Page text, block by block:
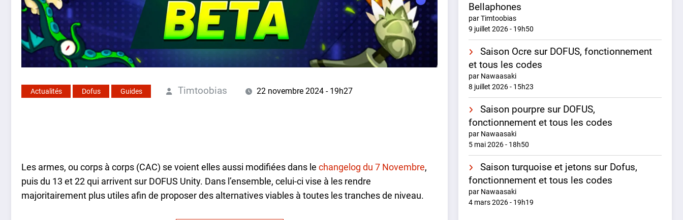
Actualités Dofus Guides Timtoobias 22 novembre 2024 - 19h27
Les armes, ou corps à corps (CAC) se voient elles aussi modifiées dans le changelog du 7 Novembre,
puis du 13 et 22 qui arrivent sur DOFUS Unity. Dans l’ensemble, celui-ci vise à les rendre
majoritairement plus utiles afin de proposer des alternatives viables à toutes les tranches de niveau.
Bellaphones
par Timtoobias
9 juillet 2026 - 19h50
Saison Ocre sur DOFUS, fonctionnement
et tous les codes
par Nawaasaki
8 juillet 2026 - 15h23
Saison pourpre sur DOFUS,
fonctionnement et tous les codes
par Nawaasaki
5 mai 2026 - 18h50
Saison turquoise et jetons sur Dofus,
fonctionnement et tous les codes
par Nawaasaki
4 mars 2026 - 19h19